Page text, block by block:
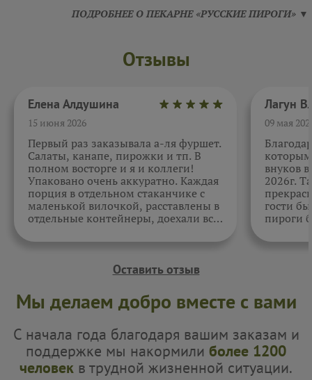
ПОДРОБНЕЕ О ПЕКАРНЕ «РУССКИЕ ПИРОГИ» ▼
Отзывы
Елена Алдушина
15 июня 2026
Первый раз заказывала а-ля фуршет.
Салаты, канапе, пирожки и тп. В
полном восторге и я и коллеги!
Упаковано очень аккуратно. Каждая
порция в отдельном стаканчике с
маленькой вилочкой, расставлены в
отдельные контейнеры, доехали все
спасибо за внимательность к датам.
09 мая
внуков
2026г.
гости
пироги
Оставить отзыв
Мы делаем добро вместе с вами
С начала года благодаря вашим заказам и
поддержке мы накормили более 1200
человек в трудной жизненной ситуации.